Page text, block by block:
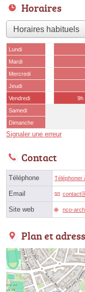
Horaires
Lundi
Mardi
Mercredi
Jeudi
Vendredi
9h
Samedi
Dimanche
Signaler une erreur
Contact
Téléphone Téléphoner
Email
Site web nco-
Plan et